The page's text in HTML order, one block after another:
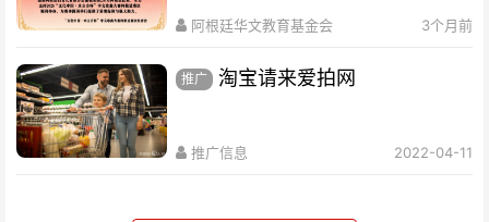
阿根廷华文教育基金会 3个月前
推广 淘宝请来爱拍网
推广信息 2022-04-11